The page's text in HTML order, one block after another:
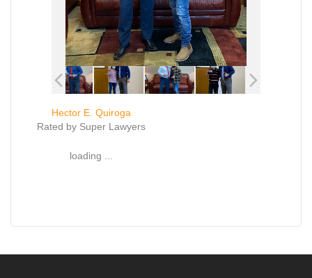
Hector E. Quiroga
Rated by Super Lawyers
loading ...